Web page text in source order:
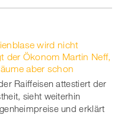
Share
Xing
wird nicht
der Ökonom Martin Neff,
aber schon
Raiffeisen attestiert der
sieht weiterhin
und erklärt